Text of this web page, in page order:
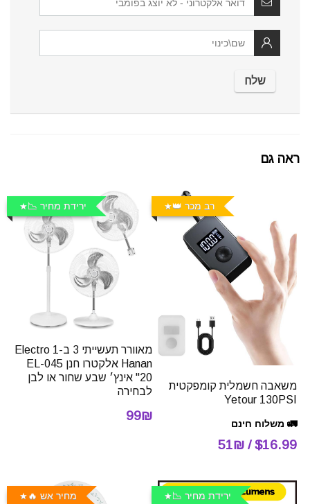
ראה גם
רב מכר 👑
משאבה חשמלית קומפקטית
Yetour 130PSI
🚛 משלוח חינם
$16.99 / 51₪
ירידת מחיר 📉
מאוורר תעשייתי 3 ב-1 Electro
Hanan אלקטרו חנן EL-045
"20 אינץ׳ שבע שחור או לבן
לבחירה
99₪
ירידת מחיר 📉 מחיר אש 🔥